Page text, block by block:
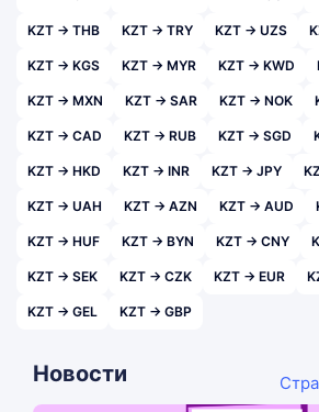
KZT → THB KZT → TRY KZT → UZS
KZT → KGS KZT → MYR KZT → KWD
KZT → MXN KZT → SAR KZT → NOK
KZT → CAD KZT → RUB KZT → SGD
KZT → HKD KZT → INR KZT → JPY
KZT → UAH KZT → AZN KZT → AUD
KZT → HUF KZT → BYN KZT → CNY
KZT → SEK KZT → CZK KZT → EUR
KZT → GEL KZT → GBP
Новости